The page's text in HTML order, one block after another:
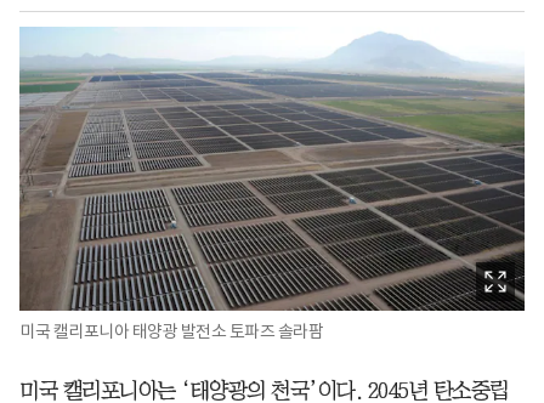
미국 캘리포니아 태양광 발전소 토파즈 솔라팜
미국 캘리포니아는 ‘태양광의 천국’이다. 2045년 탄소중립